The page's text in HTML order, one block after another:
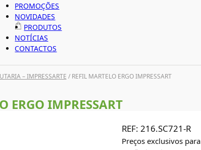
PROMOÇÕES
NOVIDADES
PRODUTOS
NOTÍCIAS
CONTACTOS
– IMPRESSARTE / REFIL MARTELO ERGO IMPRESSART
ERGO IMPRESSART
REF: 216.SC721-R
Preços exclusivos para